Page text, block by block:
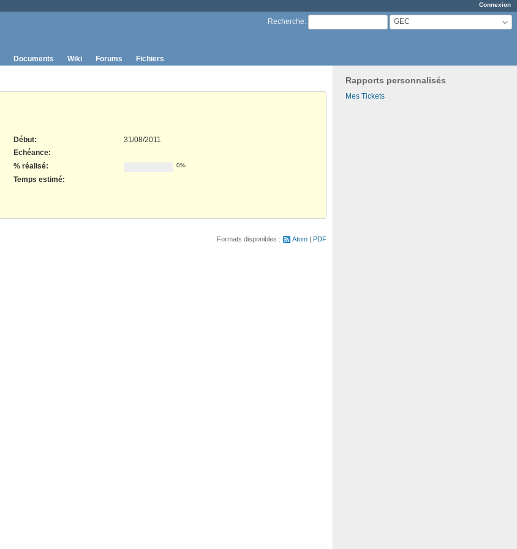
Connexion
Recherche: GEC
Documents Wiki Forums Fichiers
Rapports personnalisés
Mes Tickets
Début:
31/08/2011
Echéance:
% réalisé:
0%
Temps estimé:
Formats disponibles : Atom PDF